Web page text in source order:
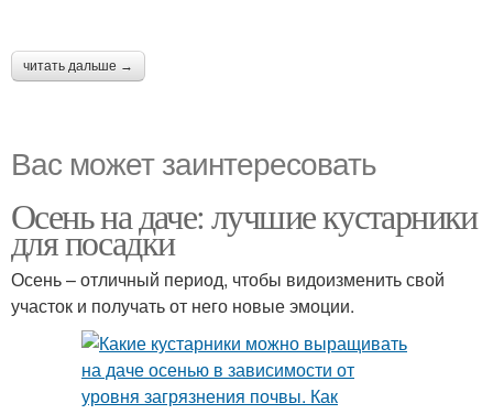
читать дальше →
Вас может заинтересовать
Осень на даче: лучшие кустарники
для посадки
Осень – отличный период, чтобы видоизменить свой
участок и получать от него новые эмоции.